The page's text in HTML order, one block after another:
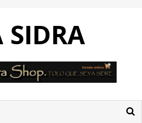
SIDRA